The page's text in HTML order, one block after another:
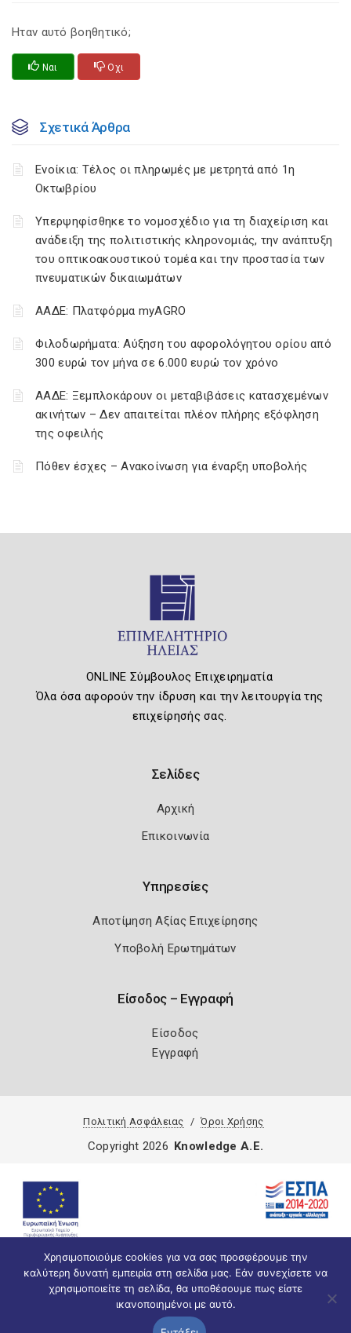
Ηταν αυτό βοηθητικό;
Ναι Οχι
Σχετικά Άρθρα
Ενοίκια: Τέλος οι πληρωμές με μετρητά από 1η
Οκτωβρίου
Υπερψηφίσθηκε το νομοσχέδιο για τη διαχείριση και
ανάδειξη της πολιτιστικής κληρονομιάς, την ανάπτυξη
του οπτικοακουστικού τομέα και την προστασία των
πνευματικών δικαιωμάτων
ΑΑΔΕ: Πλατφόρμα myAGRO
Φιλοδωρήματα: Αύξηση του αφορολόγητου ορίου από
300 ευρώ τον μήνα σε 6.000 ευρώ τον χρόνο
ΑΑΔΕ: Ξεμπλοκάρουν οι μεταβιβάσεις κατασχεμένων
ακινήτων – Δεν απαιτείται πλέον πλήρης εξόφληση
της οφειλής
Πόθεν έσχες – Ανακοίνωση για έναρξη υποβολής
ONLINE Σύμβουλος Επιχειρηματία
Όλα όσα αφορούν την ίδρυση και την λειτουργία της
επιχείρησής σας.
Σελίδες
Αρχική
Επικοινωνία
Υπηρεσίες
Αποτίμηση Αξίας Επιχείρησης
Υποβολή Ερωτημάτων
Είσοδος – Εγγραφή
Είσοδος
Εγγραφή
Πολιτική Ασφάλειας Όροι Χρήσης
Χρησιμοποιούμε cookies για να σας προσφέρουμε την
καλύτερη δυνατή εμπειρία στη σελίδα μας. Εάν συνεχίσετε να
χρησιμοποιείτε τη σελίδα, θα υποθέσουμε πως είστε
ικανοποιημένοι με αυτό.
Copyright 2026 Knowledge A.E.